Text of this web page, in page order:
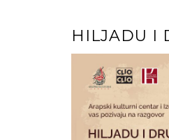
HILJADU I